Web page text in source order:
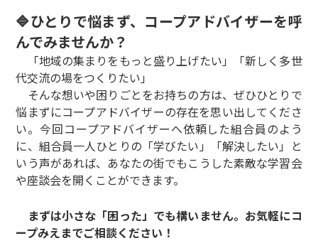
🔷ひとりで悩まず、コープアドバイザーを呼
んでみませんか？
「地域の集まりをもっと盛り上げたい」「新しく多世
代交流の場をつくりたい」
そんな想いや困りごとをお持ちの方は、ぜひひとりで
悩まずにコープアドバイザーの存在を思い出してくださ
い。今回コープアドバイザーへ依頼した組合員のよう
に、組合員一人ひとりの「学びたい」「解決したい」と
いう声があれば、あなたの街でもこうした素敵な学習会
や座談会を開くことができます。
まずは小さな「困った」でも構いません。お気軽にコ
ープみえまでご相談ください！